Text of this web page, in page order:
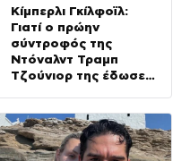
Κίμπερλι Γκίλφοϊλ:
Γιατί ο πρώην
σύντροφός της
Ντόναλντ Τραμπ
Τζούνιορ της έδωσε
μετά τον χωρισμό